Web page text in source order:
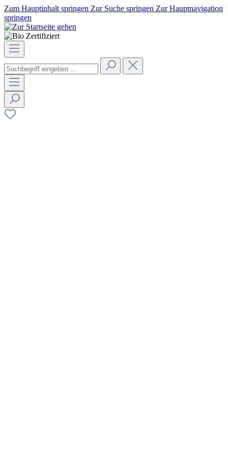
Zum Hauptinhalt springen Zur Suche springen Zur Hauptnavigation
springen